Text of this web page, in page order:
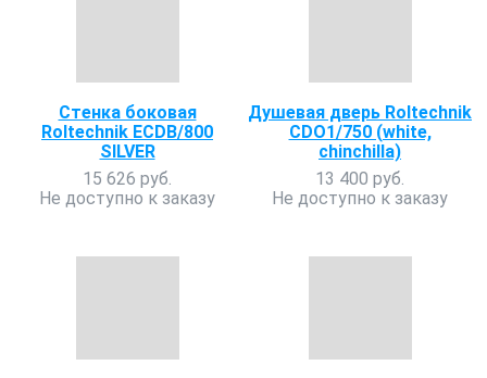
Стенка боковая
Roltechnik ECDB/800
SILVER
15 626 руб.
Не доступно к заказу
Душевая дверь Roltechnik
CDO1/750 (white,
chinchilla)
13 400 руб.
Не доступно к заказу